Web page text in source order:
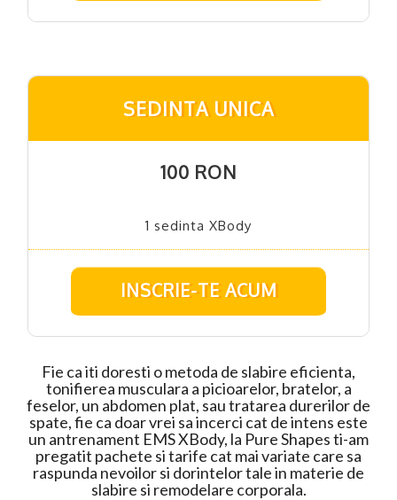
SEDINTA UNICA
100 RON
1 sedinta XBody
INSCRIE-TE ACUM
Fie ca iti doresti o metoda de slabire eficienta,
tonifierea musculara a picioarelor, bratelor, a
feselor, un abdomen plat, sau tratarea durerilor de
spate, fie ca doar vrei sa incerci cat de intens este
un antrenament EMS XBody, la Pure Shapes ti-am
pregatit pachete si tarife cat mai variate care sa
raspunda nevoilor si dorintelor tale in materie de
slabire si remodelare corporala.